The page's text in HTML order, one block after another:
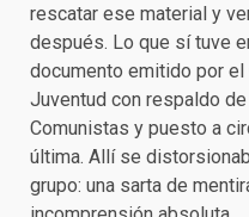
rescatar ese material y
después. Lo que sí tuve
documento emitido por
Juventud con respaldo
Comunistas y puesto a
última. Allí se
grupo: una sarta de